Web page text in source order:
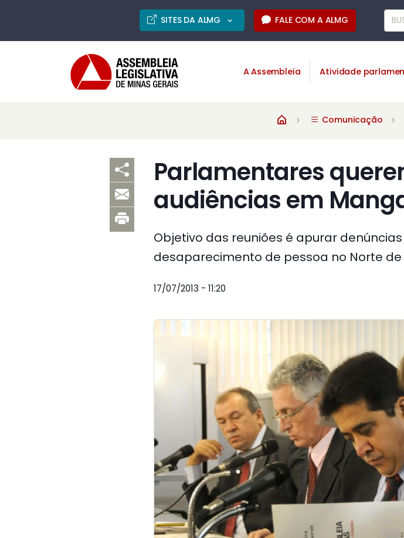
SITES DA ALMG FALE COM A ALMG
A Assembleia Atividade
Comunicação
Parlamentares
audiências em
Objetivo das reuniões é apurar
desaparecimento de pessoa no Norte de
17/07/2013 - 11:20